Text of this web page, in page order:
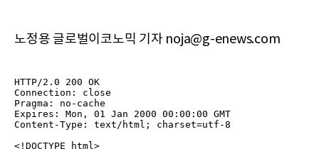
노정용 글로벌이코노믹 기자 noja@g-enews.com